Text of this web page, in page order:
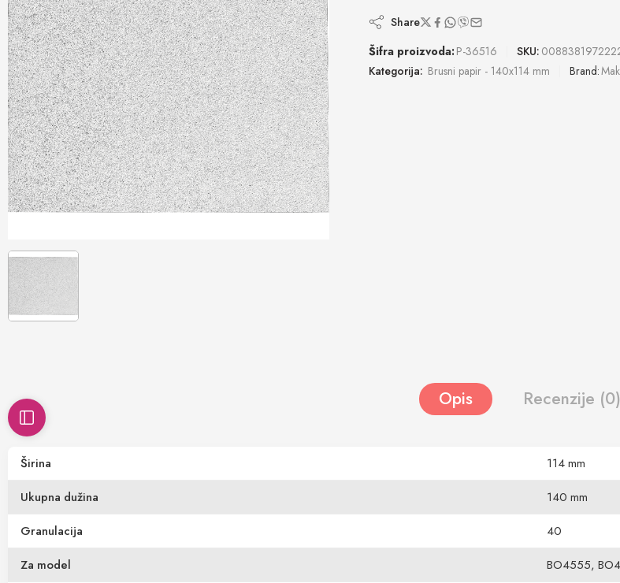
Share
Šifra proizvoda:P-36516 SKU:
Kategorija: Brusni papir - 140x114 mm Brand:
Opis Recenzije (0)
Širina
114 mm
Ukupna dužina
140 mm
Granulacija
40
Za model
BO4555,